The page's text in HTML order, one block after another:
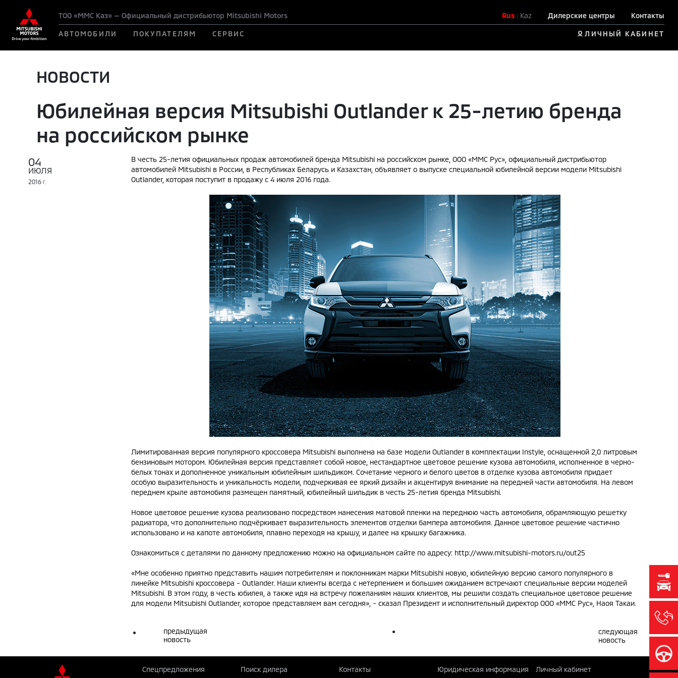
ТОО «ММС Каз» — Официальный дистрибьютор Mitsubishi Motors Rus| Kaz Дилерские центры Контакты
АВТОМОБИЛИ ПОКУПАТЕЛЯМ СЕРВИС ЛИЧНЫЙ КАБИНЕТ
НОВОСТИ
Юбилейная версия Mitsubishi Outlander к 25-летию бренда
на российском рынке
04
ИЮЛЯ
2016 Г.
В честь 25-летия официальных продаж автомобилей бренда Mitsubishi на российском рынке, ООО «ММС Рус», официальный дистрибьютор
автомобилей Mitsubishi в России, в Республиках Беларусь и Казахстан, объявляет о выпуске специальной юбилейной версии модели Mitsubishi
Outlander, которая поступит в продажу c 4 июля 2016 года.
Лимитированная версия популярного кроссовера Mitsubishi выполнена на базе модели Outlander в комплектации Instyle, оснащенной 2,0 литровым
бензиновым мотором. Юбилейная версия представляет собой новое, нестандартное цветовое решение кузова автомобиля, исполненное в черно-
белых тонах и дополненное уникальным юбилейным шильдиком. Сочетание черного и белого цветов в отделке кузова автомобиля придает
особую выразительность и уникальность модели, подчеркивая ее яркий дизайн и акцентируя внимание на передней части автомобиля. На левом
переднем крыле автомобиля размещен памятный, юбилейный шильдик в честь 25-летия бренда Mitsubishi.
Новое цветовое решение кузова реализовано посредством нанесения матовой пленки на переднюю часть автомобиля, обрамляющую решетку
радиатора, что дополнительно подчёркивает выразительность элементов отделки бампера автомобиля. Данное цветовое решение частично
использовано и на капоте автомобиля, плавно переходя на крышу, и далее на крышку багажника.
Ознакомиться с деталями по данному предложению можно на официальном сайте по адресу: http://www.mitsubishi-motors.ru/out25
«Мне особенно приятно представить нашим потребителям и поклонникам марки Mitsubishi новую, юбилейную версию самого популярного в
линейке Mitsubishi кроссовера - Outlander. Наши клиенты всегда с нетерпением и большим ожиданием встречают специальные версии моделей
Mitsubishi. В этом году, в честь юбилея, а также идя на встречу пожеланиям наших клиентов, мы решили создать специальное цветовое решение
для модели Mitsubishi Outlander, которое представляем вам сегодня», - сказал Президент и исполнительный директор ООО «ММС Рус», Наоя Такаи.
предыдущая
новость
следующая
новость
Спецпредложения Поиск дилера Контакты Юридическая информация Личный кабинет